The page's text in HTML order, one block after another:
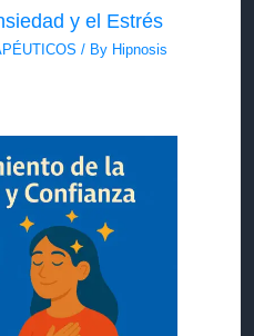
y el Estrés
/ By Hipnosis